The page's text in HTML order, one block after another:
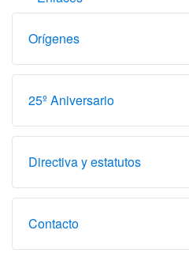
Orígenes
25º Aniversario
Directiva y estatutos
Contacto